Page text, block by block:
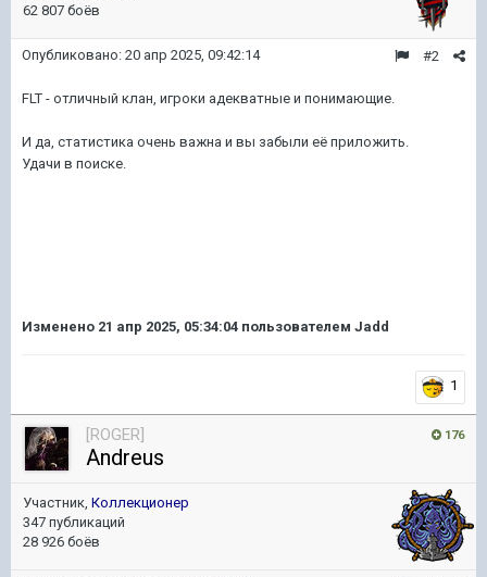
62 807 боёв
#2
Опубликовано: 20 апр 2025, 09:42:14
FLT - отличный клан, игроки адекватные и понимающие.
И да, статистика очень важна и вы забыли её приложить.
Удачи в поиске.
Изменено 21 апр 2025, 05:34:04 пользователем Jadd
1
176
[ROGER]
Andreus
Участник, Коллекционер
347 публикаций
28 926 боёв